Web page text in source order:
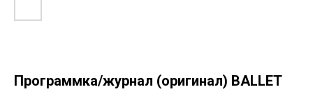
Программка/журнал (оригинал) BALLET